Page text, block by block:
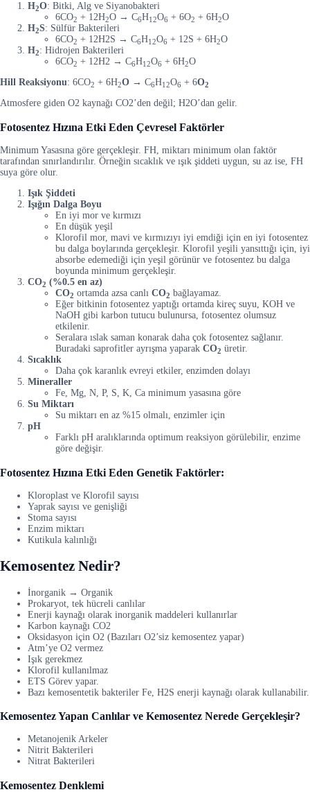
H2O: Bitki, Alg ve Siyanobakteri
6CO2 + 12H2O → C6H12O6 + 6O2 + 6H2O
H2S: Sülfür Bakterileri
6CO2 + 12H2S → C6H12O6 + 12S + 6H2O
H2: Hidrojen Bakterileri
6CO2 + 12H2 → C6H12O6 + 6H2O
Hill Reaksiyonu: 6CO2 + 6H2O → C6H12O6 + 6O2
Atmosfere giden O2 kaynağı CO2’den değil; H2O’dan gelir.
Fotosentez Hızına Etki Eden Çevresel Faktörler
Minimum Yasasına göre gerçekleşir. FH, miktarı minimum olan faktör
tarafından sınırlandırılır. Örneğin sıcaklık ve ışık şiddeti uygun, su az ise, FH
suya göre olur.
Işık Şiddeti
Işığın Dalga Boyu
En iyi mor ve kırmızı
En düşük yeşil
Klorofil mor, mavi ve kırmızıyı iyi emdiği için en iyi fotosentez
bu dalga boylarında gerçekleşir. Klorofil yeşili yansıttığı için, iyi
absorbe edemediği için yeşil görünür ve fotosentez bu dalga
boyunda minimum gerçekleşir.
CO2 (%0.5 en az)
CO2 ortamda azsa canlı CO2 bağlayamaz.
Eğer bitkinin fotosentez yaptığı ortamda kireç suyu, KOH ve
NaOH gibi karbon tutucu bulunursa, fotosentez olumsuz
etkilenir.
Seralara ıslak saman konarak daha çok fotosentez sağlanır.
Buradaki saprofitler ayrışma yaparak CO2 üretir.
Sıcaklık
Daha çok karanlık evreyi etkiler, enzimden dolayı
Mineraller
Fe, Mg, N, P, S, K, Ca minimum yasasına göre
Su Miktarı
Su miktarı en az %15 olmalı, enzimler için
pH
Farklı pH aralıklarında optimum reaksiyon görülebilir, enzime
göre değişir.
Fotosentez Hızına Etki Eden Genetik Faktörler:
Kloroplast ve Klorofil sayısı
Yaprak sayısı ve genişliği
Stoma sayısı
Enzim miktarı
Kutikula kalınlığı
Kemosentez Nedir?
İnorganik → Organik
Prokaryot, tek hücreli canlılar
Enerji kaynağı olarak inorganik maddeleri kullanırlar
Karbon kaynağı CO2
Oksidasyon için O2 (Bazıları O2’siz kemosentez yapar)
Atm’ye O2 vermez
Işık gerekmez
Klorofil kullanılmaz
ETS Görev yapar.
Bazı kemosentetik bakteriler Fe, H2S enerji kaynağı olarak kullanabilir.
Kemosentez Yapan Canlılar ve Kemosentez Nerede Gerçekleşir?
Metanojenik Arkeler
Nitrit Bakterileri
Nitrat Bakterileri
Kemosentez Denklemi